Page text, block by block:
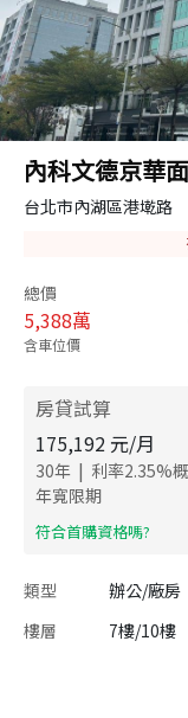
內科文德京華
台北市內湖區港墘路
總價
5,388萬
含車位價
房貸試算
175,192 元/月
30年 | 利率2.35%
年寬限期
​符合首購資格嗎?
類型 辦公/廠房
樓層
7樓/10樓